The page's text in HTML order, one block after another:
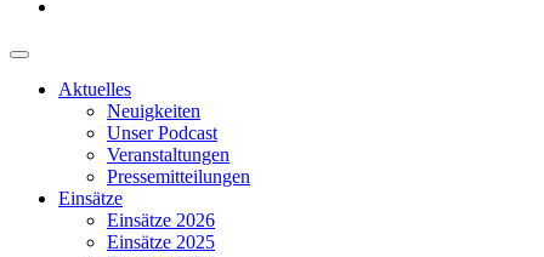
Aktuelles
Neuigkeiten
Unser Podcast
Veranstaltungen
Pressemitteilungen
Einsätze
Einsätze 2026
Einsätze 2025